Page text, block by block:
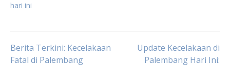
hari ini
Post
Berita Terkini: Kecelakaan
Fatal di Palembang
Update Kecelakaan di
Palembang Hari Ini: